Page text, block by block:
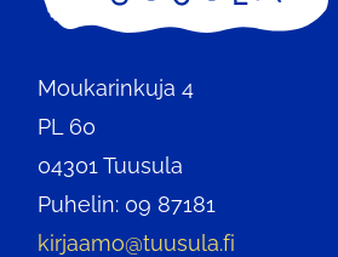
Moukarinkuja 4
PL 60
04301 Tuusula
Puhelin: 09 87181
kirjaamo@tuusula.fi